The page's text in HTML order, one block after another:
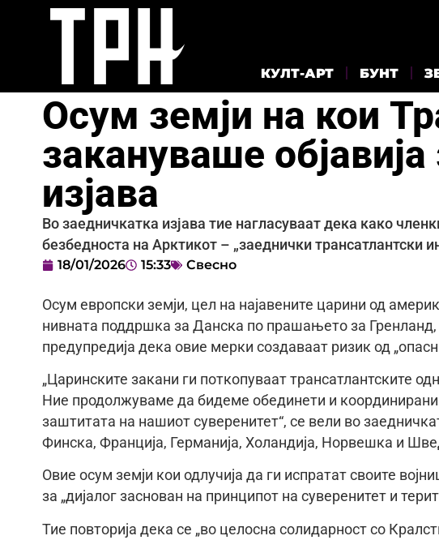
КУЛТ-АРТ БУНТ
Осум земји на кои
закануваше
изјава
Во заедничкатка изјава тие нагласуваат дека како
безбедноста на Арктикот – „заеднички трансатлантски
18/01/2026 15:33 Свесно
Осум европски земји, цел на најавените царини од
нивната поддршка за Данска по прашањето за
предупредија дека овие мерки создаваат ризик од
„Царинските закани ги поткопуваат трансатлантските
Ние продолжуваме да бидеме обединети и
заштитата на нашиот суверенитет“, се вели во
Финска, Франција, Германија, Холандија, Норвешка и
Овие осум земји кои одлучија да ги испратат своите
за „дијалог заснован на принципот на суверенитет и
Тие повторија дека се „во целосна солидарност со